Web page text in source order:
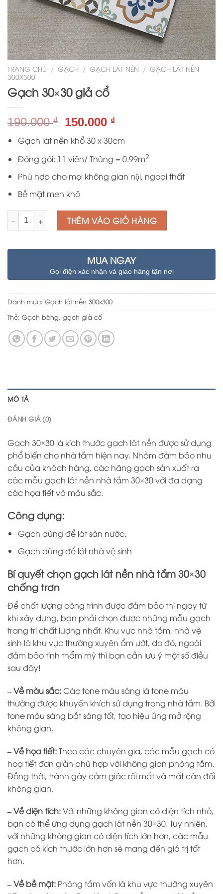
TRANG CHỦ / GẠCH / GẠCH LÁT NỀN / GẠCH LÁT NỀN
300X300
Gạch 30×30 giả cổ
190.000₫
Giá
gốc
là:
190.000 ₫.
150.000 ₫Giá
tại
là:
Gạch lát nền khổ 30 x 30cm
Đóng gói: 11 viên/ Thùng = 0.99m2
Phù hợp cho mọi không gian nội, ngoại thất
Bề mặt men khô
Số lượng THÊM VÀO GIỎ HÀNG
MUA NGAY
Gọi điện xác nhận và giao hàng tận nơi
Danh mục: Gạch lát nền 300x300
Thẻ: Gạch bông, gạch giả cổ
MÔ TẢ
ĐÁNH GIÁ (0)
Gạch 30×30 là kích thước gạch lát nền được sử dụng
phổ biến cho nhà tắm hiện nay. Nhằm đảm bảo nhu
cầu của khách hàng, các hãng gạch sản xuất ra
các mẫu gạch lát nền nhà tắm 30×30 với đa dạng
các họa tiết và màu sắc.
Công dụng:
Gạch dùng để lát sàn nước.
Gạch dùng để lót nhà vệ sinh
Bí quyết chọn gạch lát nền nhà tắm 30×30
chống trơn
Để chất lượng công trình được đảm bảo thì ngay từ
khi xây dựng, bạn phải chọn được những mẫu gạch
trang trí chất lượng nhất. Khu vực nhà tắm, nhà vệ
sinh là khu vực thường xuyên ẩm ướt, do đó, ngoài
đảm bảo tính thẩm mỹ thì bạn cần lưu ý một số điều
sau đây!
– Về màu sắc:Các tone màu sáng là tone màu
thường được khuyến khích sử dụng trong nhà tắm. Bởi
tone màu sáng bắt sáng tốt, tạo hiệu ứng mở rộng
không gian.
– Về họa tiết:Theo các chuyên gia, các mẫu gạch có
hoạ tiết đơn giản phù hợp với không gian phòng tắm.
Đồng thời, tránh gây cảm giác rối mắt và mất cân đối
không gian.
– Về diện tích:Với những không gian có diện tích nhỏ,
bạn có thể ứng dụng gạch lát nền 30×30. Tuy nhiên,
với những không gian có diện tích lớn hơn, các mẫu
gạch có kích thước lớn hơn sẽ mang đến giá trị tốt
hơn.
– Về bề mặt: Phòng tắm vốn là khu vực thường xuyên